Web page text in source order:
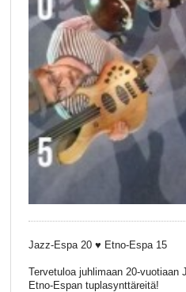
Jazz-Espa 20 ♥️ Etno-Espa 15
Tervetuloa juhlimaan 20-vuotiaan
Etno-Espan tuplasynttäreitä!